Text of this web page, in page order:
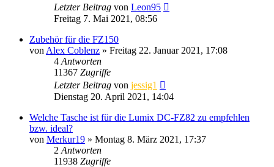
Letzter Beitrag von Leon95
Freitag 7. Mai 2021, 08:56
Zubehör für die FZ150
von Alex Coblenz » Freitag 22. Januar 2021, 17:08
4 Antworten
11367 Zugriffe
Letzter Beitrag von jessig1
Dienstag 20. April 2021, 14:04
Welche Tasche ist für die Lumix DC-FZ82 zu empfehlen
bzw. ideal?
von Merkur19 » Montag 8. März 2021, 17:37
2 Antworten
11938 Zugriffe